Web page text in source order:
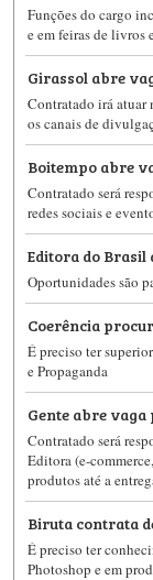
Funções do cargo
e em feiras de livros
Girassol abre
Contratado irá atuar
os canais de
Boitempo abre
Contratado será
redes sociais e
Editora do Brasil
Oportunidades são
Coerência
É preciso ter
e Propaganda
Gente abre
Contratado será
Editora (e-
produtos até a
Biruta contrata
É preciso ter
Photoshop e em